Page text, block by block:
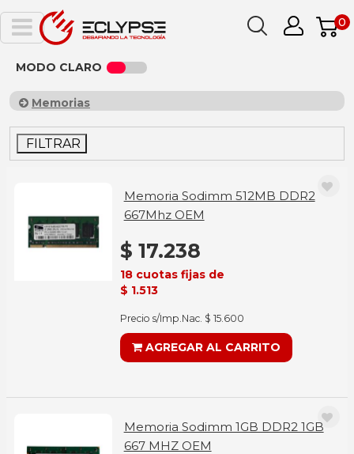
0
MODO CLARO
Memorias
FILTRAR
Memoria Sodimm 512MB DDR2
667Mhz OEM
$ 17.238
18 cuotas fijas de
$ 1.513
Precio s/Imp.Nac. $ 15.600
AGREGAR AL CARRITO
Memoria Sodimm 1GB DDR2 1GB
667 MHZ OEM